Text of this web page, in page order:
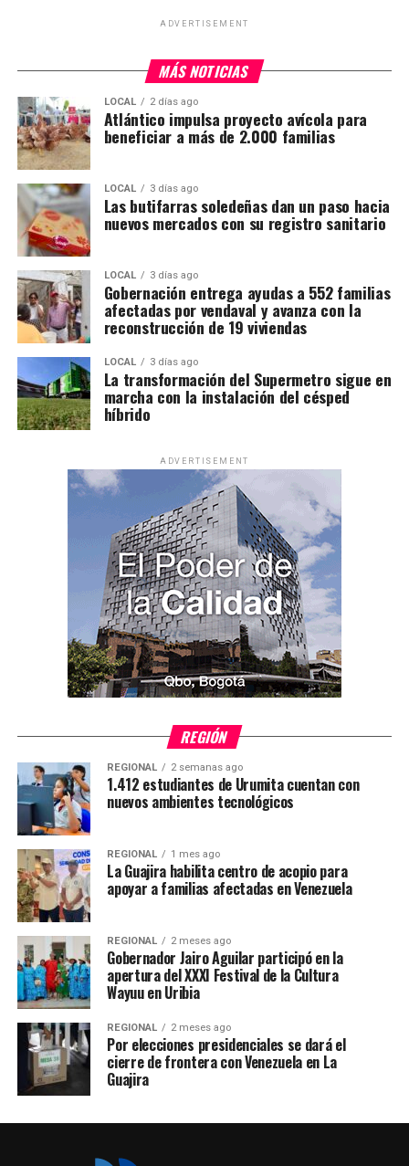
ADVERTISEMENT
MÁS NOTICIAS
LOCAL 2 días ago
Atlántico impulsa proyecto avícola para
beneficiar a más de 2.000 familias
LOCAL 3 días ago
Las butifarras soledeñas dan un paso hacia
nuevos mercados con su registro sanitario
LOCAL 3 días ago
Gobernación entrega ayudas a 552 familias
afectadas por vendaval y avanza con la
reconstrucción de 19 viviendas
LOCAL 3 días ago
La transformación del Supermetro sigue en
marcha con la instalación del césped
híbrido
ADVERTISEMENT
REGIÓN
REGIONAL 2 semanas ago
1.412 estudiantes de Urumita cuentan con
nuevos ambientes tecnológicos
REGIONAL 1 mes ago
La Guajira habilita centro de acopio para
apoyar a familias afectadas en Venezuela
REGIONAL 2 meses ago
Gobernador Jairo Aguilar participó en la
apertura del XXXI Festival de la Cultura
Wayuu en Uribia
REGIONAL 2 meses ago
Por elecciones presidenciales se dará el
cierre de frontera con Venezuela en La
Guajira